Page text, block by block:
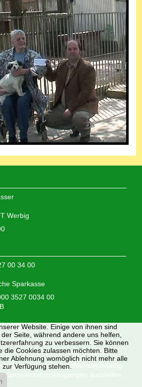
Werbig
00 34 00
Sparkasse
3527 0034 00
Hilfe,
staatliche Hilfe, sondern
aus Spenden und Erbschaften.
und besonders förderungswürdig
Spendenbescheinigungen ausstellen.
Website. Einige von ihnen sind
Seite, während andere uns helfen,
zu verbessern. Sie können
die Cookies zulassen möchten. Bitte
Ablehnung womöglich nicht mehr alle
Verfügung stehen.